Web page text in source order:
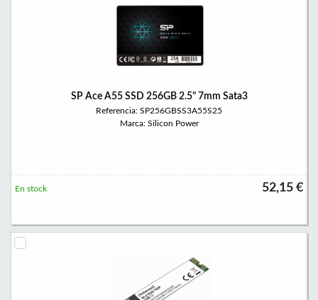
SP Ace A55 SSD 256GB 2.5" 7mm Sata3
Referencia: SP256GBSS3A55S25
Marca: Silicon Power
52,15 €
En stock